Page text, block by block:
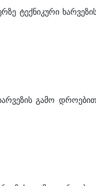
ტექნიკური
გამო დროებით